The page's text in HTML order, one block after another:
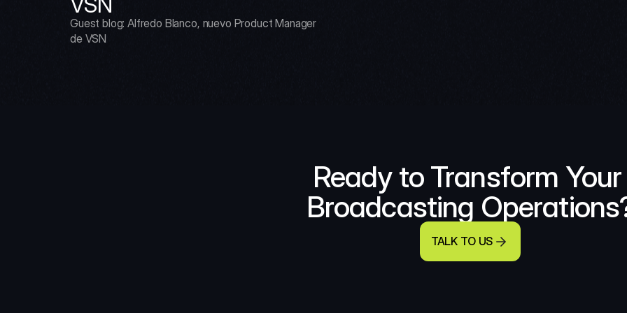
Guest blog: Alfredo Blanco, nuevo Product Manager
de VSN
Ready to Transform Your
Broadcasting
TALK TO US